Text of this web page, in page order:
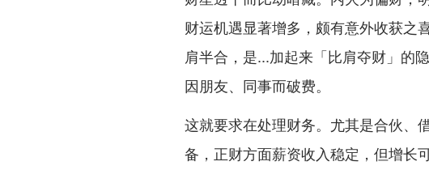
财运机遇显著增多，颇有意外收获之
肩半合，是...加起来「比肩夺财」的
因朋友、同事而破费。
这就要求在处理财务。尤其是合伙、
备，正财方面薪资收入稳定，但增长